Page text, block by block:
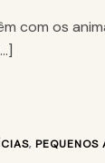
com os
, PEQUENOS